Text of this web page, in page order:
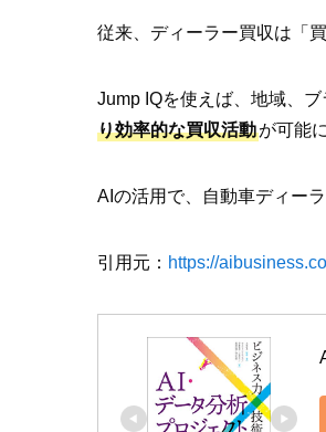
従来、ディーラー買収は「
Jump IQを使えば、地域、
り効率的な買収活動が可能
AIの活用で、自動車ディー
引用元： https://